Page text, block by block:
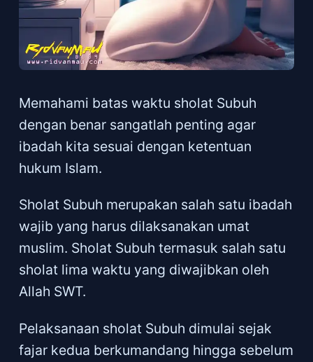
Memahami batas waktu sholat Subuh
dengan benar sangatlah penting agar
ibadah kita sesuai dengan ketentuan
hukum Islam.
Sholat Subuh merupakan salah satu ibadah
wajib yang harus dilaksanakan umat
muslim. Sholat Subuh termasuk salah satu
sholat lima waktu yang diwajibkan oleh
Allah SWT.
Pelaksanaan sholat Subuh dimulai sejak
fajar kedua berkumandang hingga sebelum